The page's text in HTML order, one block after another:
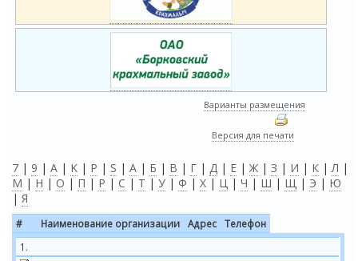
Варианты размещения
Версия для печати
7 | 9 | A | K | P | S | А | Б | В | Г | Д | Е | Ж | З | И | К |Л |
М | Н | О | П | Р | С | Т | У | Ф | Х | Ц | Ч | Ш | Щ | Э | Ю
| Я
# Наименование организации Адрес
Телефон
1.